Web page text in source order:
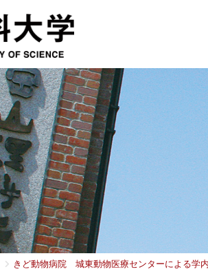
きど動物病院 城東動物医療センターによる学